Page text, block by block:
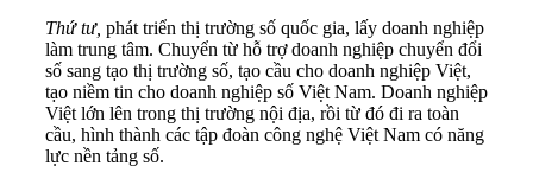
Thứ tư, phát triển thị trường số quốc gia, lấy doanh nghiệp
làm trung tâm. Chuyển từ hỗ trợ doanh nghiệp chuyển đổi
số sang tạo thị trường số, tạo cầu cho doanh nghiệp Việt,
tạo niềm tin cho doanh nghiệp số Việt Nam. Doanh nghiệp
Việt lớn lên trong thị trường nội địa, rồi từ đó đi ra toàn
cầu, hình thành các tập đoàn công nghệ Việt Nam có năng
lực nền tảng số.